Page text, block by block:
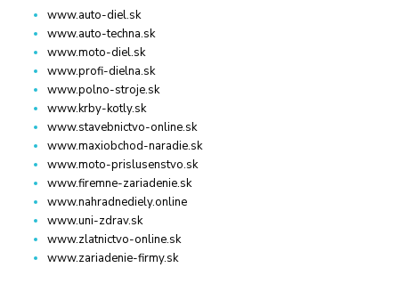
www.auto-diel.sk
www.auto-techna.sk
www.moto-diel.sk
www.profi-dielna.sk
www.polno-stroje.sk
www.krby-kotly.sk
www.stavebnictvo-online.sk
www.maxiobchod-naradie.sk
www.moto-prislusenstvo.sk
www.firemne-zariadenie.sk
www.nahradnediely.online
www.uni-zdrav.sk
www.zlatnictvo-online.sk
www.zariadenie-firmy.sk